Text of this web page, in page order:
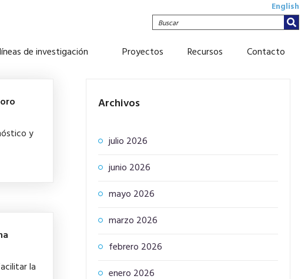
English
Buscar
de investigación Proyectos Recursos Contacto
y
la
Archivos
julio 2026
junio 2026
mayo 2026
marzo 2026
febrero 2026
enero 2026